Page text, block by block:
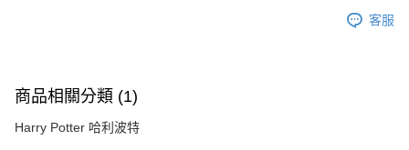
客服
商品相關分類 (1)
Harry Potter 哈利波特